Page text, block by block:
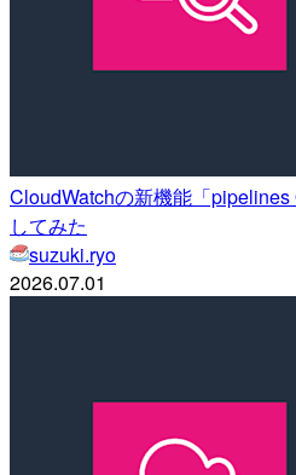
CloudWatchの新機能「
してみた
suzuki.ryo
2026.07.01